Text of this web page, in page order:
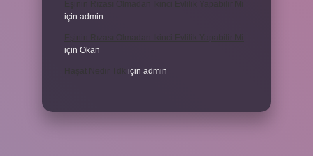
için admin
için Okan
için admin